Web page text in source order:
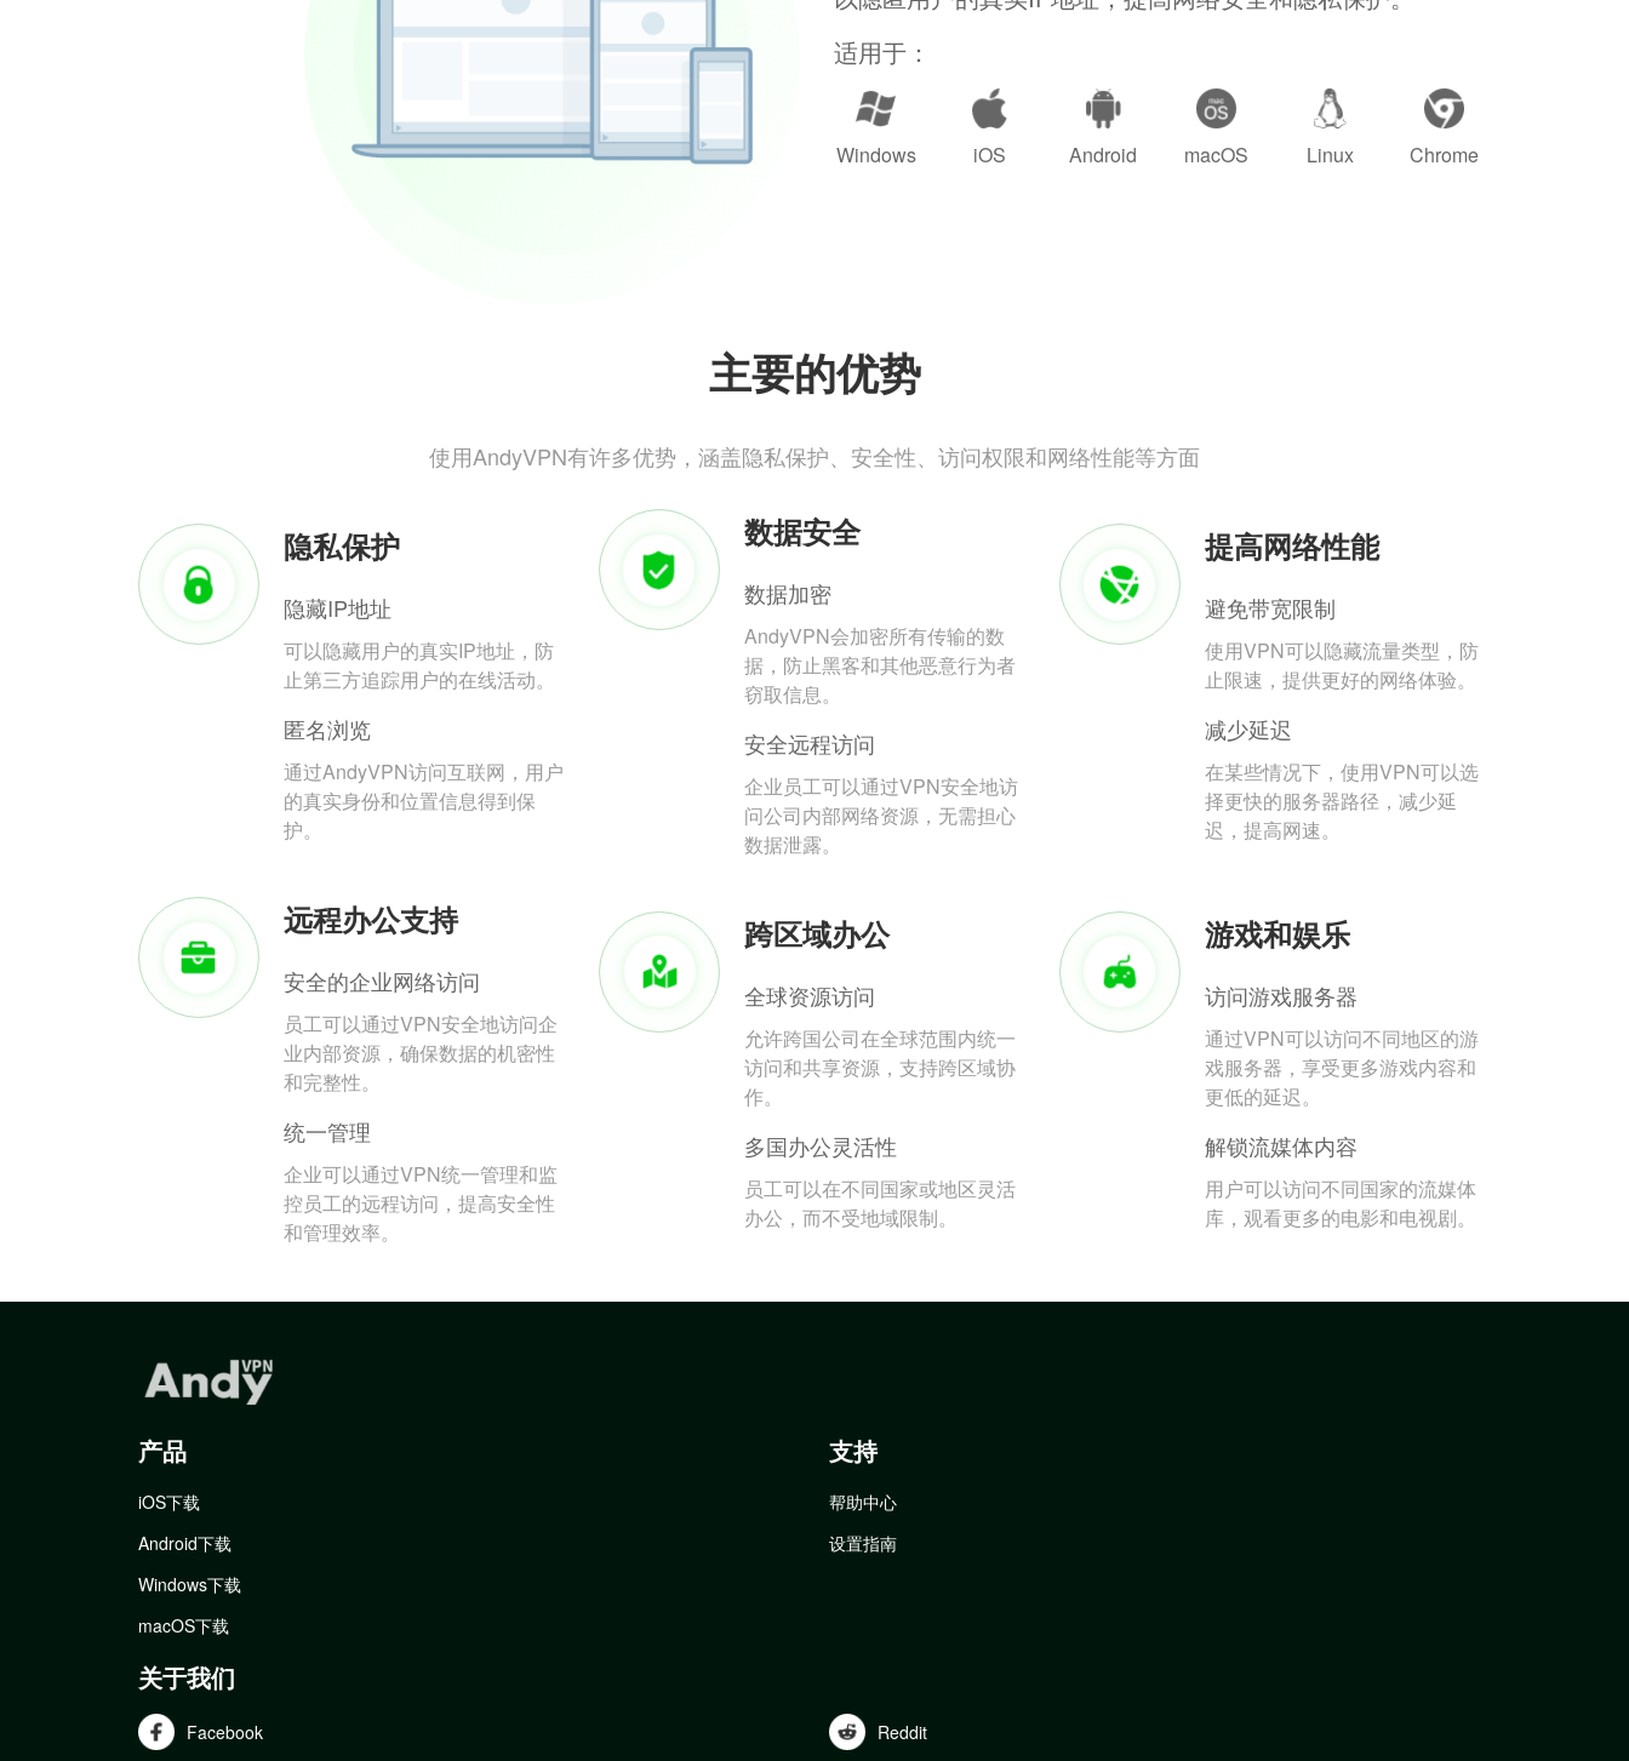
适用于：
Windows iOS Android macOS Linux Chrome
主要的优势
使用AndyVPN有许多优势，涵盖隐私保护、安全性、访问权限和网络性能等方面
隐私保护
隐藏IP地址
可以隐藏用户的真实IP地址，防
止第三方追踪用户的在线活动。
匿名浏览
通过AndyVPN访问互联网，用户
的真实身份和位置信息得到保
护。
数据安全
数据加密
AndyVPN会加密所有传输的数
据，防止黑客和其他恶意行为者
窃取信息。
安全远程访问
企业员工可以通过VPN安全地访
问公司内部网络资源，无需担心
数据泄露。
提高网络性能
避免带宽限制
使用VPN可以隐藏流量类型，防
止限速，提供更好的网络体验。
减少延迟
在某些情况下，使用VPN可以选
择更快的服务器路径，减少延
迟，提高网速。
远程办公支持
安全的企业网络访问
员工可以通过VPN安全地访问企
业内部资源，确保数据的机密性
和完整性。
统一管理
企业可以通过VPN统一管理和监
控员工的远程访问，提高安全性
和管理效率。
跨区域办公
全球资源访问
允许跨国公司在全球范围内统一
访问和共享资源，支持跨区域协
作。
多国办公灵活性
员工可以在不同国家或地区灵活
办公，而不受地域限制。
游戏和娱乐
访问游戏服务器
通过VPN可以访问不同地区的游
戏服务器，享受更多游戏内容和
更低的延迟。
解锁流媒体内容
用户可以访问不同国家的流媒体
库，观看更多的电影和电视剧。
产品
iOS下载
Android下载
Windows下载
macOS下载
支持
帮助中心
设置指南
关于我们
Facebook Reddit